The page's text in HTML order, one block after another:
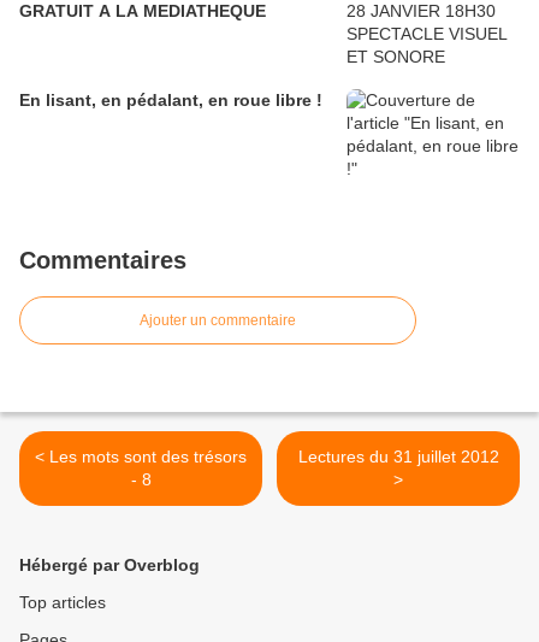
GRATUIT A LA MEDIATHEQUE
En lisant, en pédalant, en roue libre !
Commentaires
Ajouter un commentaire
< Les mots sont des trésors
- 8
Lectures du 31 juillet 2012
>
Hébergé par Overblog
Top articles